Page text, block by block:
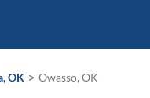
OK > Owasso, OK